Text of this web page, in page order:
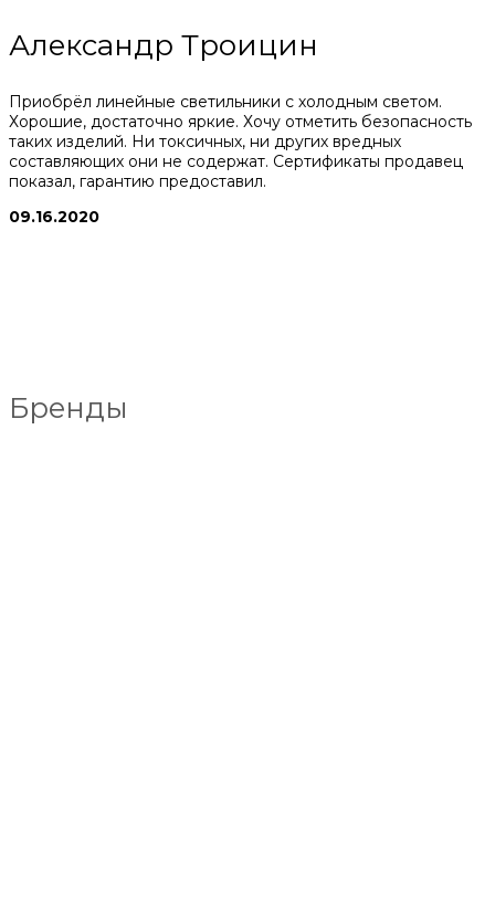
Александр Троицин
Приобрёл линейные светильники с холодным светом.
Хорошие, достаточно яркие. Хочу отметить безопасность
таких изделий. Ни токсичных, ни других вредных
составляющих они не содержат. Сертификаты продавец
показал, гарантию предоставил.
09.16.2020
Бренды